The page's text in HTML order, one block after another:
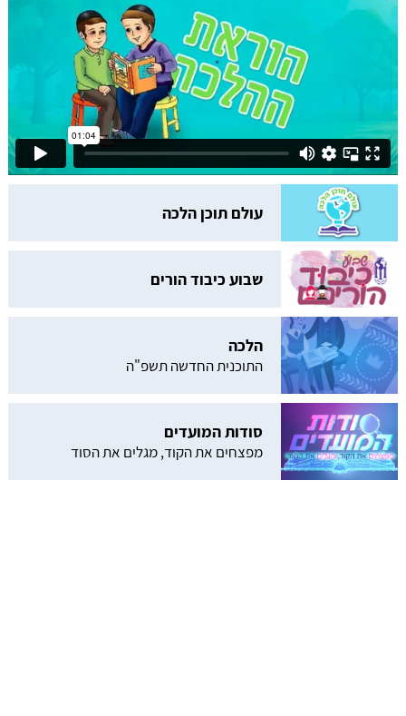
עולם תוכן הלכה
שבוע כיבוד הורים
הלכה
התוכנית החדשה תשפ"ה
סודות המועדים
מפצחים את הקוד, מגלים את הסוד